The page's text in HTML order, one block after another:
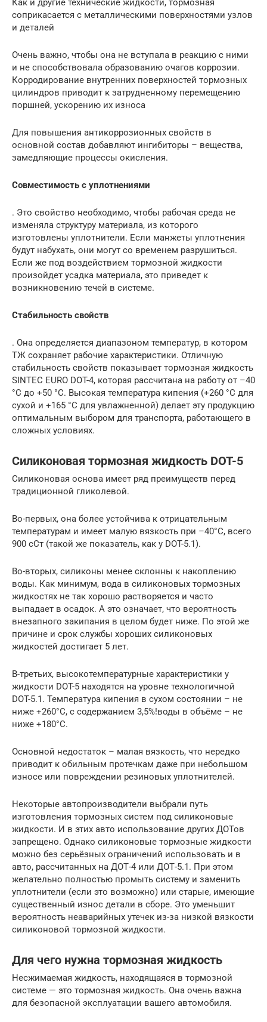
Как и другие технические жидкости, тормозная
соприкасается с металлическими поверхностями узлов
и деталей
Очень важно, чтобы она не вступала в реакцию с ними
и не способствовала образованию очагов коррозии.
Корродирование внутренних поверхностей тормозных
цилиндров приводит к затрудненному перемещению
поршней, ускорению их износа
Для повышения антикоррозионных свойств в
основной состав добавляют ингибиторы – вещества,
замедляющие процессы окисления.
Совместимость с уплотнениями
. Это свойство необходимо, чтобы рабочая среда не
изменяла структуру материала, из которого
изготовлены уплотнители. Если манжеты уплотнения
будут набухать, они могут со временем разрушиться.
Если же под воздействием тормозной жидкости
произойдет усадка материала, это приведет к
возникновению течей в системе.
Стабильность свойств
. Она определяется диапазоном температур, в котором
ТЖ сохраняет рабочие характеристики. Отличную
стабильность свойств показывает тормозная жидкость
SINTEC EURO DOT-4, которая рассчитана на работу от –40
°С до +50 °С. Высокая температура кипения (+260 °С для
сухой и +165 °С для увлажненной) делает эту продукцию
оптимальным выбором для транспорта, работающего в
сложных условиях.
Силиконовая тормозная жидкость DOT-5
Силиконовая основа имеет ряд преимуществ перед
традиционной гликолевой.
Во-первых, она более устойчива к отрицательным
температурам и имеет малую вязкость при –40°C, всего
900 сСт (такой же показатель, как у DOT-5.1).
Во-вторых, силиконы менее склонны к накоплению
воды. Как минимум, вода в силиконовых тормозных
жидкостях не так хорошо растворяется и часто
выпадает в осадок. А это означает, что вероятность
внезапного закипания в целом будет ниже. По этой же
причине и срок службы хороших силиконовых
жидкостей достигает 5 лет.
В-третьих, высокотемпературные характеристики у
жидкости DOT-5 находятся на уровне технологичной
DOT-5.1. Температура кипения в сухом состоянии – не
ниже +260°C, с содержанием 3,5%!воды в объёме – не
ниже +180°C.
Основной недостаток – малая вязкость, что нередко
приводит к обильным протечкам даже при небольшом
износе или повреждении резиновых уплотнителей.
Некоторые автопроизводители выбрали путь
изготовления тормозных систем под силиконовые
жидкости. И в этих авто использование других ДОТов
запрещено. Однако силиконовые тормозные жидкости
можно без серьёзных ограничений использовать и в
авто, рассчитанных на ДОТ-4 или ДОТ-5.1. При этом
желательно полностью промыть систему и заменить
уплотнители (если это возможно) или старые, имеющие
существенный износ детали в сборе. Это уменьшит
вероятность неаварийных утечек из-за низкой вязкости
силиконовой тормозной жидкости.
Для чего нужна тормозная жидкость
Несжимаемая жидкость, находящаяся в тормозной
системе — это тормозная жидкость. Она очень важна
для безопасной эксплуатации вашего автомобиля.